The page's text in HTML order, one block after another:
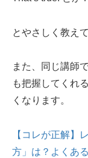
とやさしく教え
また、同じ講師
も把握してくれ
くなります。
【コレが正解】
方」は？よくあ